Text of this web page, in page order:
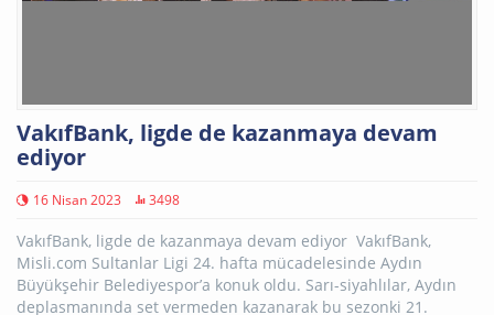
VakıfBank, ligde de kazanmaya devam
ediyor
16 Nisan 2023 3498
VakıfBank, ligde de kazanmaya devam ediyor VakıfBank,
Misli.com Sultanlar Ligi 24. hafta mücadelesinde Aydın
Büyükşehir Belediyespor’a konuk oldu. Sarı-siyahlılar, Aydın
deplasmanında set vermeden kazanarak bu sezonki 21.